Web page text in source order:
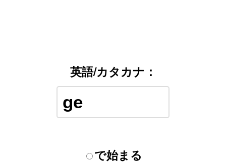
英語/カタカナ：
で始まる